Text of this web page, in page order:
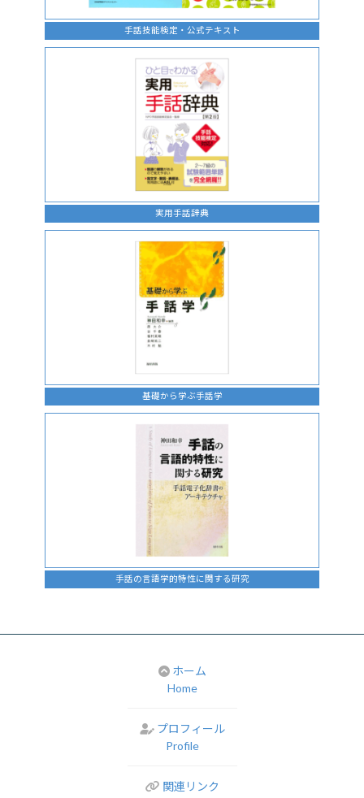
手話技能検定・公式テキスト
実用手話辞典
基礎から学ぶ手話学
手話の言語学的特性に関する研究
ホーム
Home
プロフィール
Profile
関連リンク